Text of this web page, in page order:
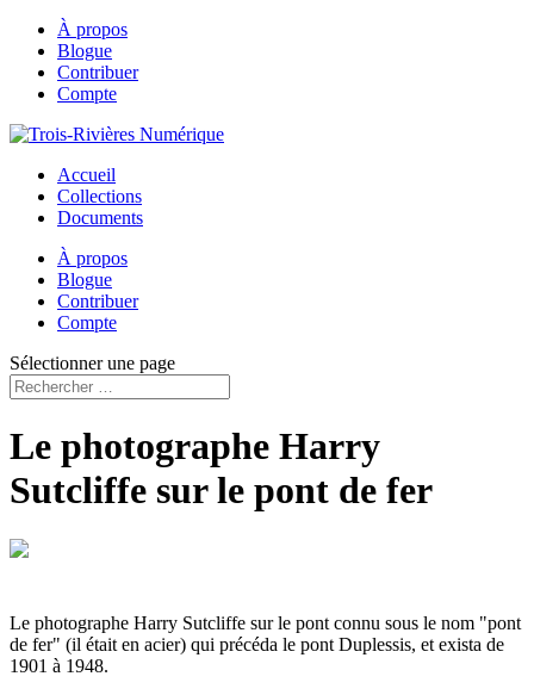
À propos
Blogue
Contribuer
Compte
Accueil
Collections
Documents
À propos
Blogue
Contribuer
Compte
Sélectionner une page
Le photographe Harry
Sutcliffe sur le pont de fer
Le photographe Harry Sutcliffe sur le pont connu sous le nom "pont
de fer" (il était en acier) qui précéda le pont Duplessis, et exista de
1901 à 1948.